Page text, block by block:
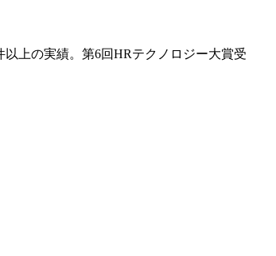
上の実績。第6回HRテクノロジー大賞受